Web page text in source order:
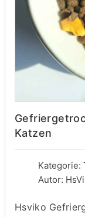
Katzen
Kategorie:
Autor:
Hsviko